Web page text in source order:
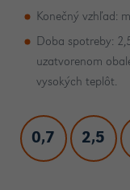
Konečný vzhľad:
Doba spotreby:
uzatvorenom
vysokých teplôt.
0,7 2,5